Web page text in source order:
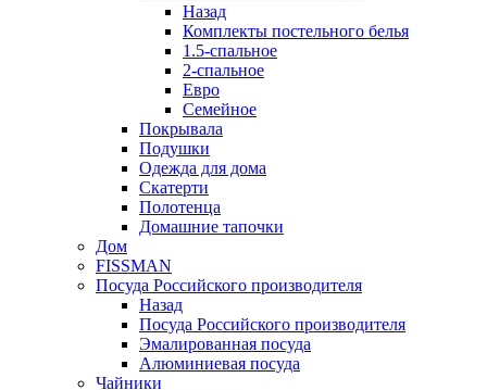
Назад
Комплекты постельного белья
1.5-спальное
2-спальное
Евро
Семейное
Покрывала
Подушки
Одежда для дома
Скатерти
Полотенца
Домашние тапочки
Дом
FISSMAN
Посуда Российского производителя
Назад
Посуда Российского производителя
Эмалированная посуда
Алюминиевая посуда
Чайники